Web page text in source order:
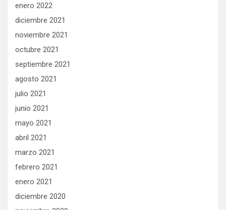
enero 2022
diciembre 2021
noviembre 2021
octubre 2021
septiembre 2021
agosto 2021
julio 2021
junio 2021
mayo 2021
abril 2021
marzo 2021
febrero 2021
enero 2021
diciembre 2020